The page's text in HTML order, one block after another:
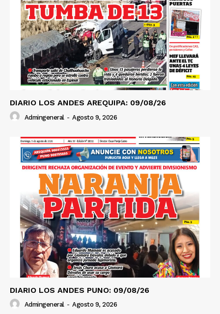
SUSCRIBETE
Diario los Andes
Nosotros
Contacto
Prensa
DIARIO LOS ANDES AREQUIPA: 09/08/26
Admingeneral - Agosto 9, 2026
DIARIO LOS ANDES PUNO: 09/08/26
Admingeneral - Agosto 9, 2026